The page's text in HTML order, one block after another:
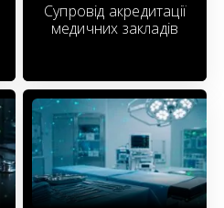
Супровід акредитації
медичних закладів